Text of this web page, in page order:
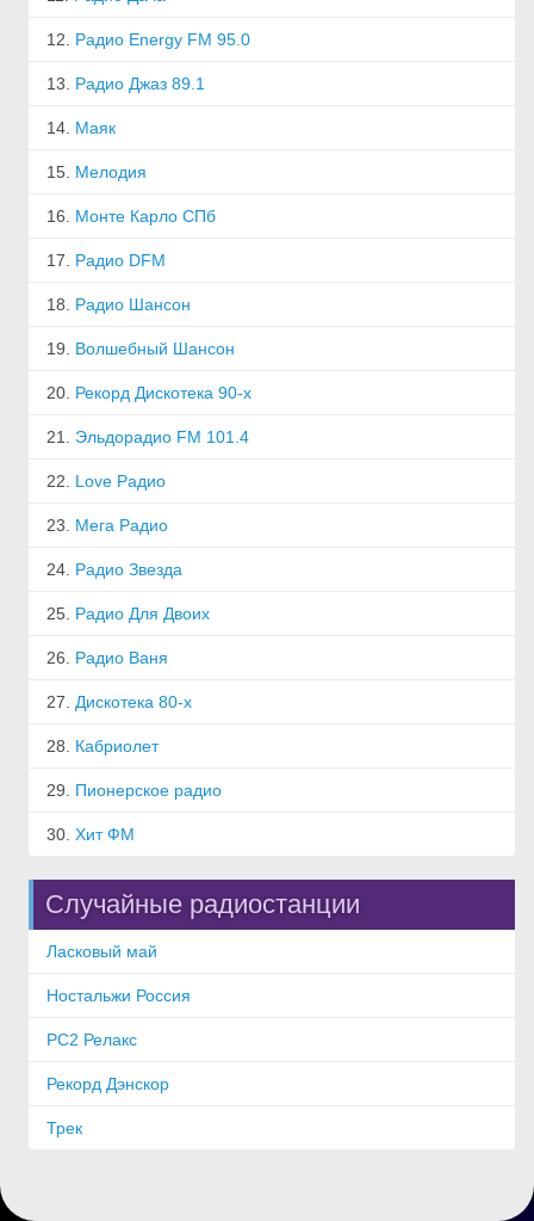
12. Радио Energy FM 95.0
13. Радио Джаз 89.1
14. Маяк
15. Мелодия
16. Монте Карло СПб
17. Радио DFM
18. Радио Шансон
19. Волшебный Шансон
20. Рекорд Дискотека 90-х
21. Эльдорадио FM 101.4
22. Love Радио
23. Мега Радио
24. Радио Звезда
25. Радио Для Двоих
26. Радио Ваня
27. Дискотека 80-х
28. Кабриолет
29. Пионерское радио
30.Хит ФМ
Случайные радиостанции
Ласковый май
Ностальжи Россия
РС2 Релакс
Рекорд Дэнскор
Трек